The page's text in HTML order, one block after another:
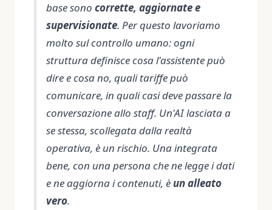
base sono corrette, aggiornate e
supervisionate. Per questo lavoriamo
molto sul controllo umano: ogni
struttura definisce cosa l'assistente può
dire e cosa no, quali tariffe può
comunicare, in quali casi deve passare la
conversazione allo staff. Un'AI lasciata a
se stessa, scollegata dalla realtà
operativa, è un rischio. Una integrata
bene, con una persona che ne legge i dati
e ne aggiorna i contenuti, è un alleato
vero.